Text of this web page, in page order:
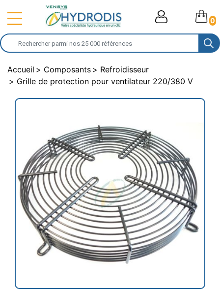
0
Accueil Composants
Refroidisseur
Grille de protection pour ventilateur 220/380 V